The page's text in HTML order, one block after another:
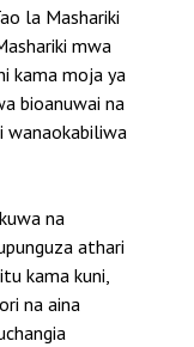
la Mashariki
mwa
kama moja ya
bioanuwai na
wanaokabiliwa
na
athari
kama kuni,
na aina